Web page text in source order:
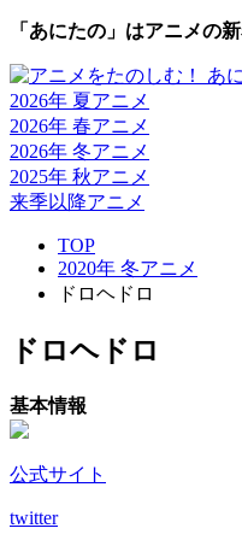
「あにたの」はアニメの
2026年 夏アニメ
2026年 春アニメ
2026年 冬アニメ
2025年 秋アニメ
来季以降アニメ
TOP
2020年 冬アニメ
ドロヘドロ
ドロヘドロ
基本情報
公式サイト
twitter